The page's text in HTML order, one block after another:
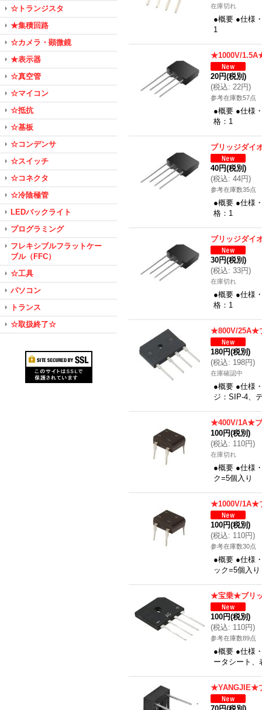
☆トランジスタ
★集積回路
☆カメラ・顕微鏡
★表示器
☆真空管
☆マイコン
☆抵抗
☆基板
☆コンデンサ
☆スイッチ
☆コネクタ
☆冷陰極管
LEDバックライト
プログラミング
フレキシブルフラットケー
ブル（FFC）
☆工具
パソコン
トランス
☆取扱終了☆
在庫切れ
●概要 ●仕様
1
★1000V/
20円(税別)
(税込: 22円)
参考在庫数57点
●概要 ●仕様
格：1
ブリッジダイ
40円(税別)
(税込: 44円)
参考在庫数35点
●概要 ●仕様
格：1
ブリッジダイ
30円(税別)
(税込: 33円)
在庫切れ
●概要 ●仕様
格：1
★800V/25A★
180円(税別)
(税込: 198円)
在庫確認中
●概要 ●仕様
ジ：SIP-4、
★400V/1A★ブ
100円(税別)
(税込: 110円)
在庫切れ
●概要 ●仕様
ク=5個入り
★1000V/1A★
100円(税別)
(税込: 110円)
参考在庫数30点
●概要 ●仕様
ック=5個入り
★宝乗★ブリ
100円(税別)
(税込: 110円)
参考在庫数89点
●概要 ●仕様
ータシート、
★YANGJIE★